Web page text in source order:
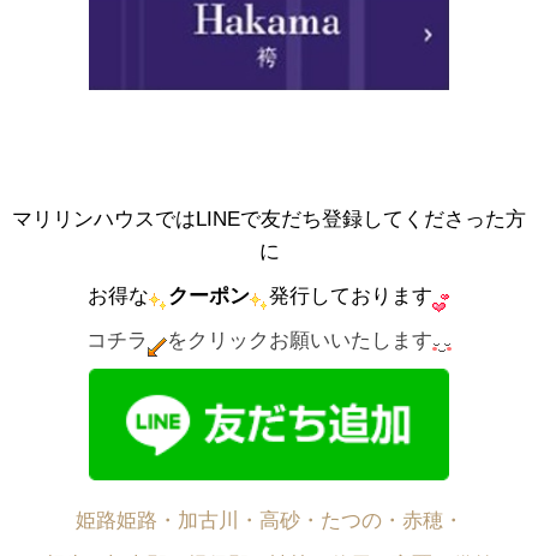
マリリンハウスではLINEで友だち登録してくださった方
に
お得な
クーポン
発行しております
コチラ
をクリックお願いいたします
姫路姫路・加古川・高砂・たつの・赤穂・